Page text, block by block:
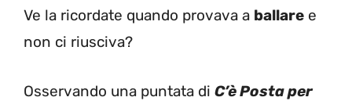
Ve la ricordate quando provava a ballare e
non ci riusciva?
Osservando una puntata di C’è Posta per